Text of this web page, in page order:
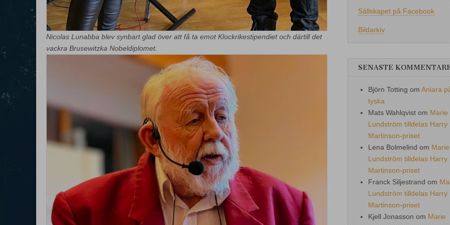
Nicolas Lunabba blev synbart glad över att få ta emot Klockrikestipendiet och därtill det
vackra Brusewitzka Nobeldiplomet.
Sällskapet på Facebook
Bildarkiv
SENASTE
Björn Totting om Aniara
tyska
Mats Wahlqvist om Marie
Lundström tilldelas Harry
Martinson-priset
Lena Bolmelind om Marie
Lundström tilldelas Harry
Martinson-priset
Franck Siljestrand om
Lundström tilldelas Harry
Martinson-priset
Kjell Jonasson om Marie